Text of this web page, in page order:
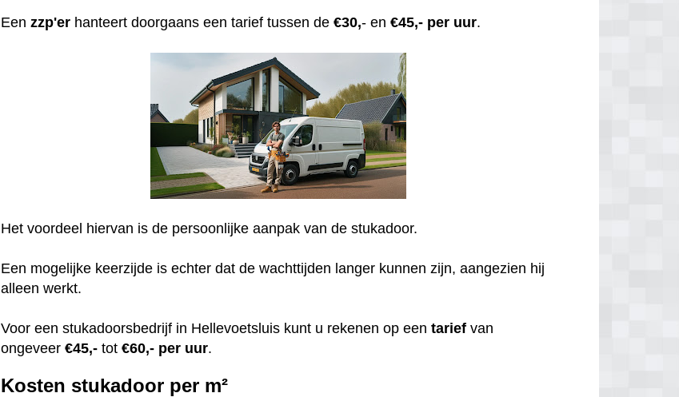
Eenzzp'er hanteert doorgaans een tarief tussen de€30,- en€45,- per uur.
Het voordeel hiervan is de persoonlijke aanpak van de stukadoor.
Een mogelijke keerzijde is echter dat de wachttijden langer kunnen zijn, aangezien hij
alleen werkt.
Voor een stukadoorsbedrijf in Hellevoetsluis kunt u rekenen op eentarief van
ongeveer €45,- tot€60,- per uur.
Kosten stukadoor per m²